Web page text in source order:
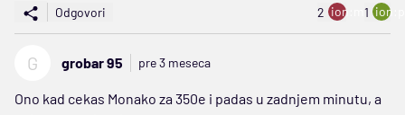
Odgovori 2 ion:minus
1
G grobar 95 pre 3 meseca
Ono kad cekas Monako za 350e i padas u zadnjem minutu, a